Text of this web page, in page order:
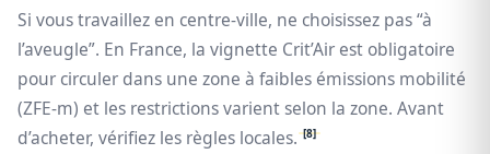
Si vous travaillez en centre-ville, ne choisissez pas “à
l’aveugle”. En France, la vignette Crit’Air est obligatoire
pour circuler dans une zone à faibles émissions mobilité
(ZFE‑m) et les restrictions varient selon la zone. Avant
d’acheter, vérifiez les règles locales. [8]